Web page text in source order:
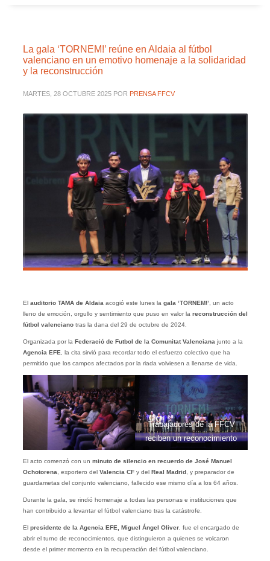
La gala ‘TORNEM!’ reúne en Aldaia al fútbol
valenciano en un emotivo homenaje a la solidaridad
y la reconstrucción
MARTES, 28 OCTUBRE 2025 POR PRENSA FFCV
Elauditorio TAMA de Aldaia acogió este lunes la gala ‘TORNEM!’ , un acto
lleno de emoción, orgullo y sentimiento que puso en valor la reconstrucción del
fútbol valencianotras la dana del 29 de octubre de 2024.
Organizada por la Federació de Futbol de la Comunitat Valenciana junto a la
Agencia EFE , la cita sirvió para recordar todo el esfuerzo colectivo que ha
permitido que los campos afectados por la riada volviesen a llenarse de vida.
Trabajadores de la FFCV
reciben un reconocimiento
El acto comenzó con un minuto de silencio en recuerdo de José Manuel
Ochotorena, exportero del Valencia CFy del Real Madrid , y preparador de
guardametas del conjunto valenciano, fallecido ese mismo día a los 64 años.
Durante la gala, se rindió homenaje a todas las personas e instituciones que
han contribuido a levantar el fútbol valenciano tras la catástrofe.
El presidente de la Agencia EFE, Miguel Ángel Oliver, fue el encargado de
abrir el turno de reconocimientos, que distinguieron a quienes se volcaron
desde el primer momento en la recuperación del fútbol valenciano.